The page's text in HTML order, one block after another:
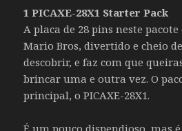
1 PICAXE-28X1 Starter Pack
A placa de 28 pins neste
Mario Bros, divertido e cheio
descobrir, e faz com que
brincar uma e outra vez. O
principal, o PICAXE-28X1.